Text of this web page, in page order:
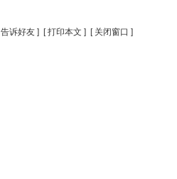
告诉好友 ] [打印本文 ] [ 关闭窗口 ]